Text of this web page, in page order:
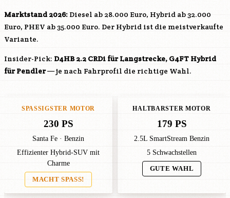
Marktstand 2026: Diesel ab 28.000 Euro, Hybrid ab 32.000
Euro, PHEV ab 35.000 Euro. Der Hybrid ist die meistverkaufte
Variante.
Insider-Pick: D4HB2.2 CRDi für Langstrecke, G4FT Hybrid
für Pendler— je nach Fahrprofil die richtige Wahl.
SPASSIGSTER MOTOR
230 PS
Santa Fe · Benzin
Effizienter Hybrid-SUV mit
Charme
MACHT SPASS!
HALTBARSTER MOTOR
179 PS
2.5L SmartStream Benzin
5 Schwachstellen
GUTE WAHL